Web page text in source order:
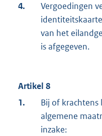
4.
Vergoedingen
van het
is afgegeven.
Artikel 8
1.
Bij of krachtens
algemene
inzake: